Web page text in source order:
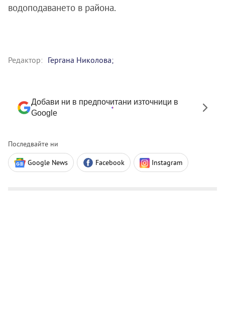
водоподаването в района.
Редактор: Гергана Николова;
Добави ни в предпочитани източници в
Google
Последвайте ни
Google News Facebook Instagram